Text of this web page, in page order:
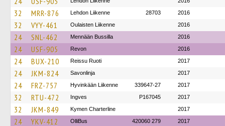
32 MRR-876 Lehdon Liikenne 28703 2016
32 VYY-461 Oulaisten Liikenne 2016
24 SNL-462 Mennään Bussilla 2016
24 USF-905 Revon 2016
24 BUX-210 Reissu Ruoti 2017
24 JKM-824 Savonlinja 2017
24 FRZ-757 Hyvinkään Liikenne 339647-27 2017
32 RTU-472 Ingves P167045 2017
32 JKM-849 Kymen Charterline 2017
24 YKV-412 OlliBus 420060 279 2017